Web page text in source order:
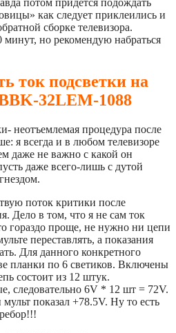
потом придется подождать
как следует приклеились и
сборке телевизора.
минут, но рекомендую набраться
ток подсветки на
32LEM-1088
неотъемлемая процедура после
я всегда и в любом телевизоре
даже не важно с какой он
даже всего-лишь с дутой
поток критики после
Дело в том, что я не сам ток
гораздо проще, не нужно ни цепи
переставлять, а показания
Для данного конкретного
планки по 6 светиков. Включены
состоит из 12 штук.
следовательно 6V * 12 шт = 72V.
показал +78.5V. Ну то есть